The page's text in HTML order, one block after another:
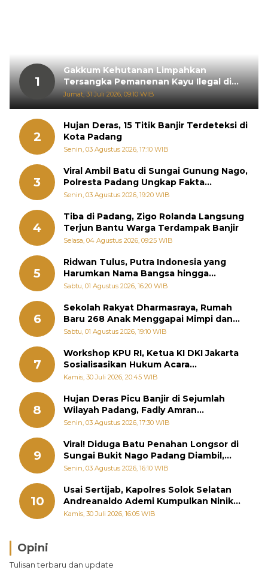
1
Gakkum Kehutanan Limpahkan
Tersangka Pemanenan Kayu Ilegal di
Sariak Bayang ke Kejari Solok
Jumat, 31 Juli 2026, 09:10 WIB
2
Hujan Deras, 15 Titik Banjir Terdeteksi di
Kota Padang
Senin, 03 Agustus 2026, 17:10 WIB
3
Viral Ambil Batu di Sungai Gunung Nago,
Polresta Padang Ungkap Fakta
Sebenarnya
Senin, 03 Agustus 2026, 19:20 WIB
4
Tiba di Padang, Zigo Rolanda Langsung
Terjun Bantu Warga Terdampak Banjir
Selasa, 04 Agustus 2026, 09:25 WIB
5
Ridwan Tulus, Putra Indonesia yang
Harumkan Nama Bangsa hingga
Diabadikan dalam Buku Jepang
Sabtu, 01 Agustus 2026, 16:20 WIB
6
Sekolah Rakyat Dharmasraya, Rumah
Baru 268 Anak Menggapai Mimpi dan
Memutus Rantai Kemiskinan
Sabtu, 01 Agustus 2026, 19:10 WIB
7
Workshop KPU RI, Ketua KI DKI Jakarta
Sosialisasikan Hukum Acara
Penyelesaian Sengketa Informasi Publik
Kamis, 30 Juli 2026, 20:45 WIB
8
Hujan Deras Picu Banjir di Sejumlah
Wilayah Padang, Fadly Amran
Perintahkan OPD Siaga
Senin, 03 Agustus 2026, 17:30 WIB
9
Viral! Diduga Batu Penahan Longsor di
Sungai Bukit Nago Padang Diambil,
Warga Khawatir Bencana Terulang
Senin, 03 Agustus 2026, 16:10 WIB
10
Usai Sertijab, Kapolres Solok Selatan
Andreanaldo Ademi Kumpulkan Ninik
Mamak Bahas Kamtibmas dan Judi
Kamis, 30 Juli 2026, 16:05 WIB
Opini
Tulisan terbaru dan update